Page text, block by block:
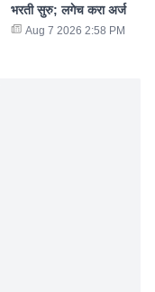
भरती सुरु; लगेच करा अर्ज
Aug 7 2026 2:58 PM